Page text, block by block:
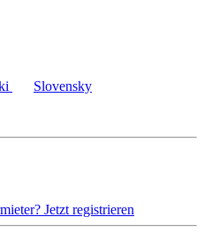
Slovensky
Jetzt registrieren